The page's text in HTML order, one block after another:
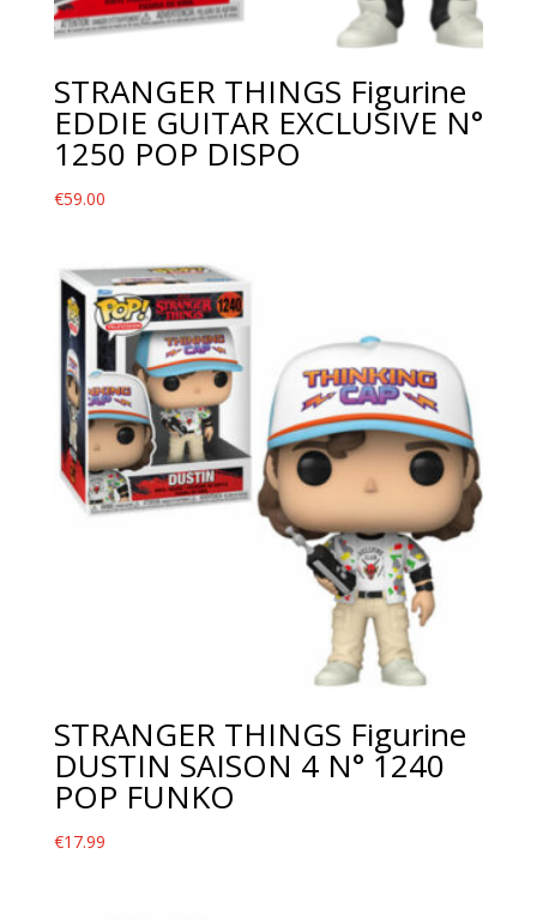
STRANGER THINGS Figurine
EDDIE GUITAR EXCLUSIVE N°
1250 POP DISPO
€59.00
STRANGER THINGS Figurine
DUSTIN SAISON 4 N° 1240
POP FUNKO
€17.99